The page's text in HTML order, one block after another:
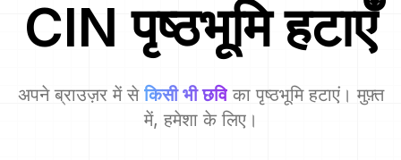
CIN पृष्ठभूमि हटाएँ
अपने ब्राउज़र में से किसी भी छवि का पृष्ठभूमि हटाएं। मुफ़्त
में, हमेशा के लिए।